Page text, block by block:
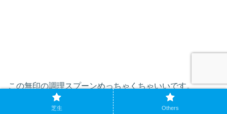
この無印の調理スプーンめっちゃくちゃいいです。
是非使ってみてください。
芝生 Others